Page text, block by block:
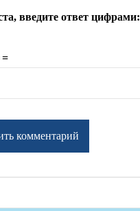
введите ответ цифрами:
=